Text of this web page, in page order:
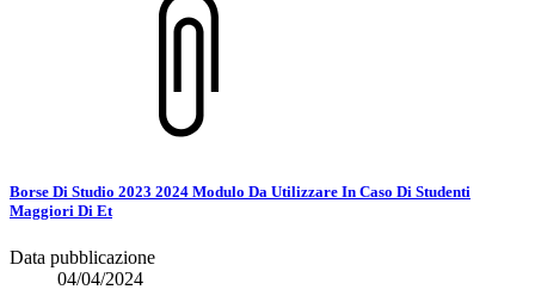
Borse Di Studio 2023 2024 Modulo Da Utilizzare In Caso Di Studenti
Maggiori Di Et
Data pubblicazione
04/04/2024